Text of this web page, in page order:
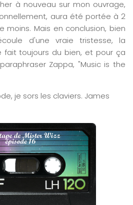
à nouveau sur mon ouvrage,
aura été portée à 2
moins. Mais en conclusion, bien
d'une vraie tristesse, la
fait toujours du bien, et pour ça
Zappa, "Music is the
je sors les claviers. James